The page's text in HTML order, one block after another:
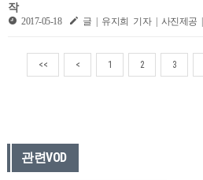
작
2017-05-18 글 | 유지희 기자 | 사진제공
<< < 1 2 3
관련VOD